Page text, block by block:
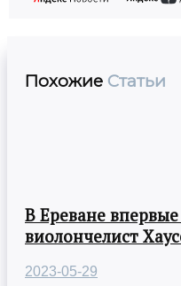
Похожие Статьи
В Ереване
виолончелист
2023-05-29